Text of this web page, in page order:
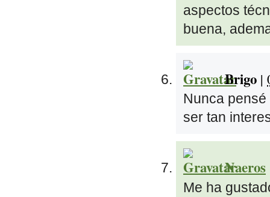
aspectos
buena,
Brigo |
Nunca
ser tan
Naeros
Me ha